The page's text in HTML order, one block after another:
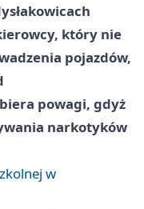
który nie
pojazdów,
powagi, gdyż
narkotyków
w